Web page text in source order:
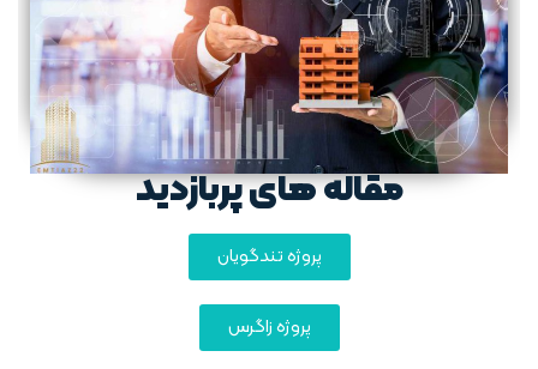
مقاله های پربازدید
پروژه تندگویان
پروژه زاگرس